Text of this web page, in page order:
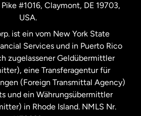
Staaten
Königreich
#1016, Claymont, DE 19703,
USA.
ist ein vom New York State
Services und in Puerto Rico
zugelassener Geldübermittler
eine Transferagentur für
(Foreign Transmittal Agency)
und ein Währungsübermittler
in Rhode Island. NMLS Nr.